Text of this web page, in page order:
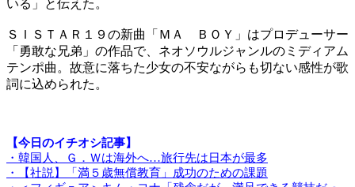
いる」と伝えた。
ＳＩＳＴＡＲ１９の新曲「ＭＡ ＢＯＹ」はプロデューサー
「勇敢な兄弟」の作品で、ネオソウルジャンルのミディアム
テンポ曲。故意に落ちた少女の不安ながらも切ない感性が歌
詞に込められた。
【今日のイチオシ記事】
・韓国人、Ｇ．Ｗは海外へ…旅行先は日本が最多
・【社説】「満５歳無償教育」成功のための課題